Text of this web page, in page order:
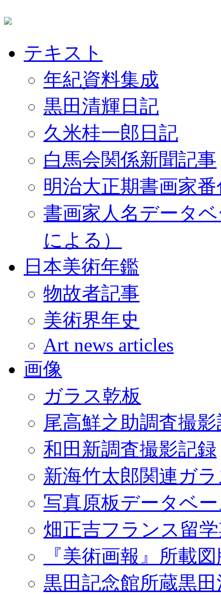
テキスト
年紀資料集成
黒田清輝日記
久米桂一郎日記
白馬会関係新聞記事
明治大正期書画家
書画家人名データ
による）
日本美術年鑑
物故者記事
美術界年史
Art news articles
画像
ガラス乾板
尾高鮮之助調査撮
和田新調査撮影記録
新海竹太郎関連ガ
写真原板データベ
畑正吉フランス留
『美術画報』所載
黒田記念館所蔵黒